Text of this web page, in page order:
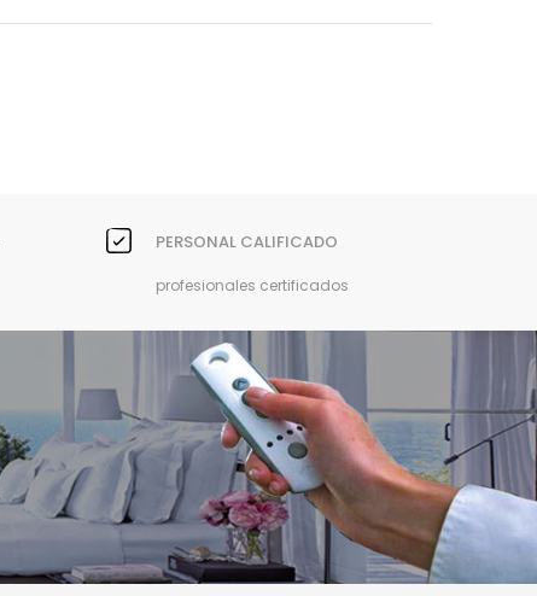
PERSONAL CALIFICADO
profesionales certificados